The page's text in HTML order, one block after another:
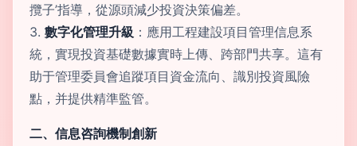
攬子’指導，從源頭減少投資決策偏差。
3. 數字化管理升級 ：應用工程建設項目管理信息系
統，實現投資基礎數據實時上傳、跨部門共享。這有
助于管理委員會追蹤項目資金流向、識別投資風險
點，并提供精準監管。
二、信息咨詢機制創新